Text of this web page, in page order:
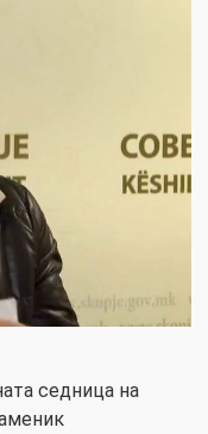
седница на